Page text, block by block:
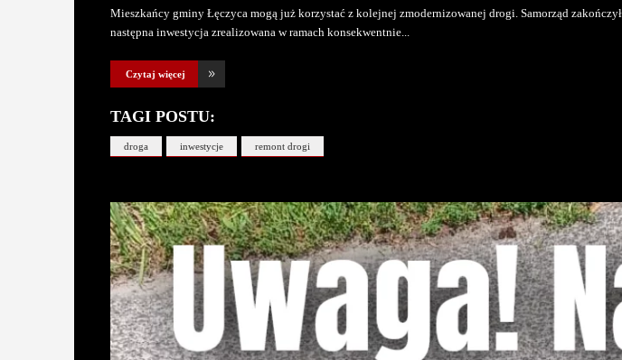
Mieszkańcy gminy Łęczyca mogą już korzystać z kolejnej zmodernizowanej drogi. Samorząd
następna inwestycja zrealizowana w ramach konsekwentnie
Czytaj więcej
TAGI POSTU:
droga inwestycje remont drogi